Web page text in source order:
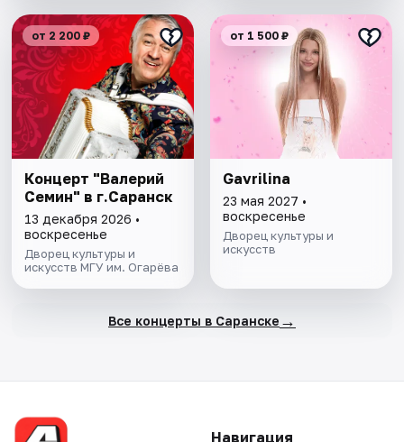
от 2 200 ₽
Концерт "Валерий
Семин" в г.Саранск
13 декабря 2026 •
воскресенье
Дворец культуры и
искусств МГУ им. Огарёва
от 1 500 ₽
Gavrilina
23 мая 2027 •
воскресенье
Дворец культуры и
искусств
Все концерты в Саранске →
Навигация